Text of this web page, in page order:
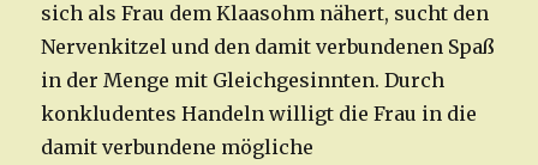
sich als Frau dem Klaasohm nähert, sucht den
Nervenkitzel und den damit verbundenen Spaß
in der Menge mit Gleichgesinnten. Durch
konkludentes Handeln willigt die Frau in die
damit verbundene mögliche